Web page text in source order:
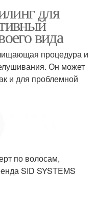
для
вида
процедура и
Он может
и для проблемной
по волосам,
SID SYSTEMS